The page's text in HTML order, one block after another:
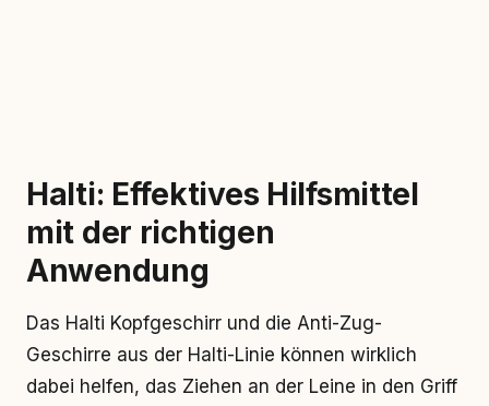
Halti: Effektives Hilfsmittel
mit der richtigen
Anwendung
Das Halti Kopfgeschirr und die Anti-Zug-
Geschirre aus der Halti-Linie können wirklich
dabei helfen, das Ziehen an der Leine in den Griff